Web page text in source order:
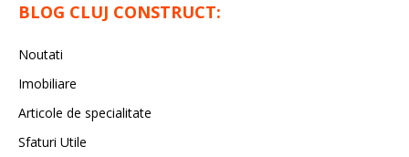
BLOG CLUJ CONSTRUCT:
Noutati
Imobiliare
Articole de specialitate
Sfaturi Utile